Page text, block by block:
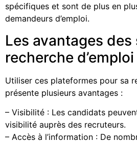
spécifiques et sont de plus en
demandeurs d’emploi.
Les avantages des
recherche d’emploi
Utiliser ces plateformes pour sa
présente plusieurs avantages :
– Visibilité : Les candidats
visibilité auprès des recruteurs.
– Accès à l’information : De